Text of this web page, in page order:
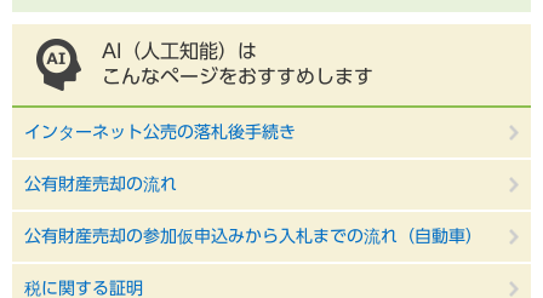
AI（人工知能）は
こんなページをおすすめします
インターネット公売の落札後手続き
公有財産売却の流れ
公有財産売却の参加仮申込みから入札までの流れ（自動車）
税に関する証明